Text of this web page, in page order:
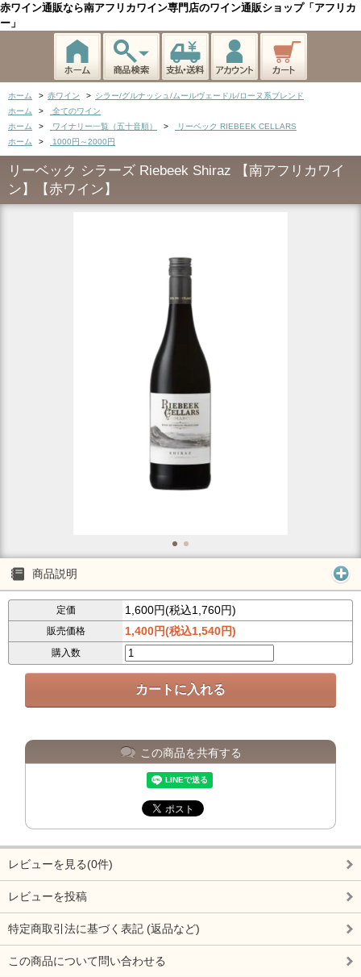
赤ワイン通販なら南アフリカワイン専門店のワイン通販ショップ「アフリカ
ー」
ホーム > 赤ワイン > シラー/グルナッシュ/ムールヴェードル/ローヌ系ブレンド
ホーム
>
全てのワイン
ホーム
> ワイナリー一覧（五十音順） >
リーベック RIEBEEK CELLARS
ホーム
> 1000円～2000円
リーベック シラーズ Riebeek Shiraz 【南アフリカワイ
ン】【赤ワイン】
商品説明
定価 1,600円(税込1,760円)
販売価格 1,400円(税込1,540円)
購入数
この商品を共有する
レビューを見る(0件)
レビューを投稿
特定商取引法に基づく表記 (返品など)
この商品について問い合わせる